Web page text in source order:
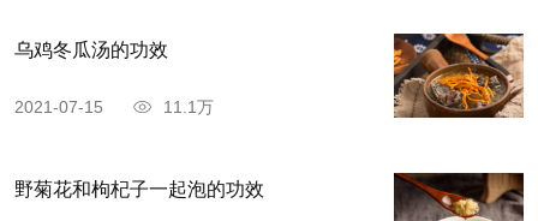
乌鸡冬瓜汤的功效
2021-07-15 11.1万
野菊花和枸杞子一起泡的功效